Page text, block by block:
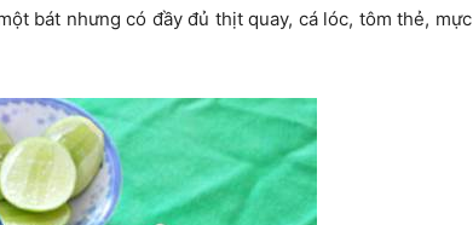
bát nhưng có đầy đủ thịt quay, cá lóc, tôm thẻ, mực